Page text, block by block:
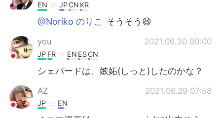
EN JPCN KR
@Noriko のりこ そうそう😆
you 2021.06.30 00:00
JP FR EN ESCN
シェパードは、嫉妬(しっと)したのかな？
AZ 2021.06.29 07:58
JP EN